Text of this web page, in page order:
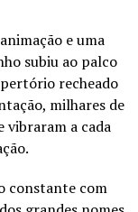
e uma
subiu ao palco
recheado
milhares de
vibraram a cada
constante com